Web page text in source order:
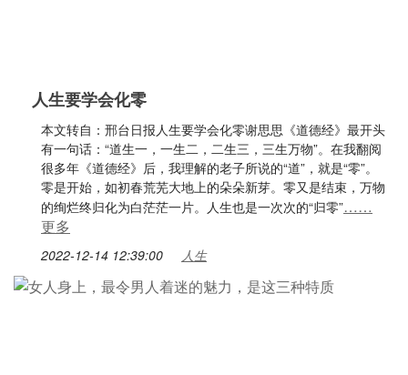
人生要学会化零
本文转自：邢台日报人生要学会化零谢思思《道德经》最开头
有一句话：“道生一，一生二，二生三，三生万物”。在我翻阅
很多年《道德经》后，我理解的老子所说的“道”，就是“零”。
零是开始，如初春荒芜大地上的朵朵新芽。零又是结束，万物
的绚烂终归化为白茫茫一片。人生也是一次次的“归零”……
更多
2022-12-14 12:39:00 人生